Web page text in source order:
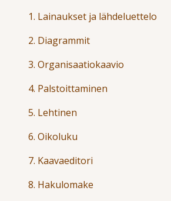
1. Lainaukset ja lähdeluettelo
2. Diagrammit
3. Organisaatiokaavio
4. Palstoittaminen
5. Lehtinen
6. Oikoluku
7. Kaavaeditori
8. Hakulomake